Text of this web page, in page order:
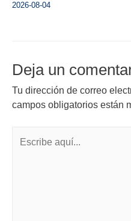
2026-08-04
Deja un
Tu dirección de correo
campos obligatorios están